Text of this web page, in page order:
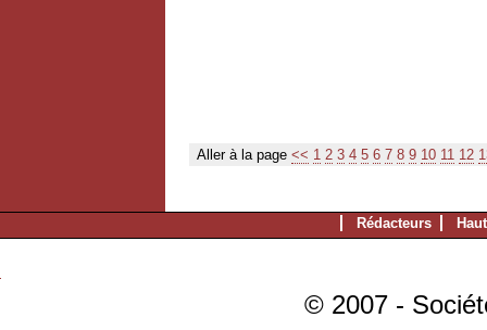
Aller à la page << 1 2 3 4 5 6 7 8 9 10 11 12
Rédacteurs
© 2007 -